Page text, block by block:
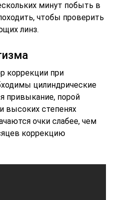
минут побыть в
чтобы проверить
линз.
коррекции при
цилиндрические
привыкание, порой
высоких степенях
очки слабее, чем
коррекцию